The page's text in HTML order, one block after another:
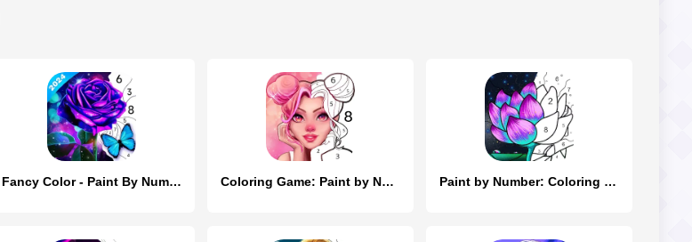
Fancy Color - Paint By Number Coloring Game: Paint by Number Paint by Number: Coloring Game